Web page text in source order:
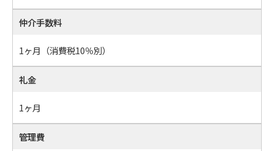
仲介手数料
1ヶ月（消費税10％別）
礼金
1ヶ月
管理費